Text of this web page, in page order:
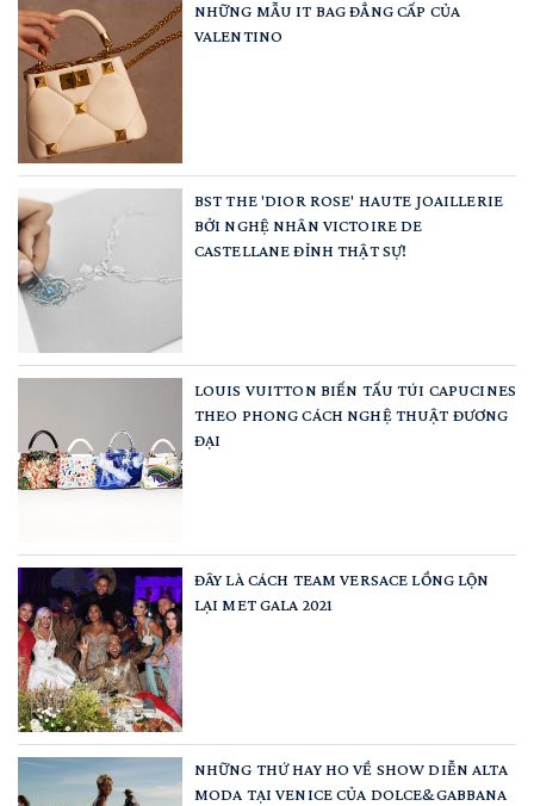
NHỮNG MẪU IT BAG ĐẲNG CẤP CỦA
VALENTINO
BST THE 'DIOR ROSE' HAUTE JOAILLERIE
BỞI NGHỆ NHÂN VICTOIRE DE
CASTELLANE ĐỈNH THẬT SỰ!
LOUIS VUITTON BIẾN TẤU TÚI CAPUCINES
THEO PHONG CÁCH NGHỆ THUẬT ĐƯƠNG
ĐẠI
ĐÂY LÀ CÁCH TEAM VERSACE LỒNG LỘN
LẠI MET GALA 2021
NHỮNG THỨ HAY HO VỀ SHOW DIỄN ALTA
MODA TẠI VENICE CỦA DOLCE&GABBANA